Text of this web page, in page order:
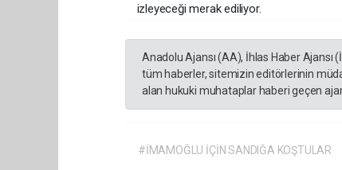
izleyeceği merak ediliyor.
Anadolu Ajansı (AA), İhlas Haber Ajansı
tüm haberler, sitemizin editörlerinin
alan hukuki muhataplar haberi geçen
#İMAMOĞLU İÇİN SANDIĞA KOŞTULAR